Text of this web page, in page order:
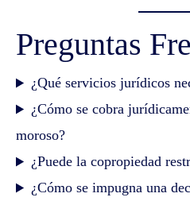
Preguntas
¿Qué servicios jurídicos
¿Cómo se cobra
moroso?
¿Puede la copropiedad
¿Cómo se impugna una